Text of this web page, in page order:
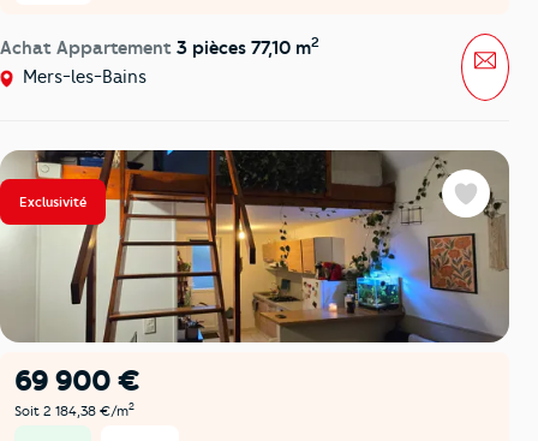
Achat Appartement 3 pièces 77,10 m2
Mers-les-Bains
Exclusivité
69 900 €
Soit 2 184,38 €/m2
Favoris